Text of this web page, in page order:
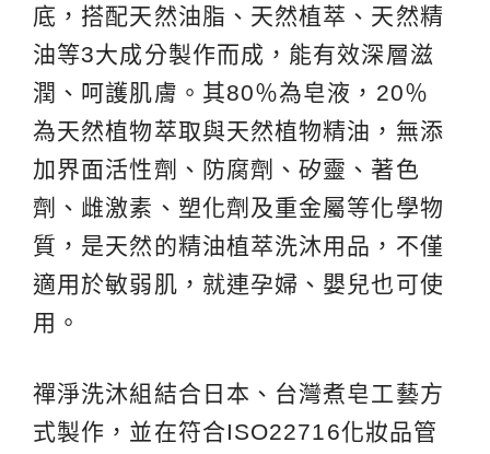
底，搭配天然油脂、天然植萃、天然精
油等3大成分製作而成，能有效深層滋
潤、呵護肌膚。其80％為皂液，20％
為天然植物萃取與天然植物精油，無添
加界面活性劑、防腐劑、矽靈、著色
劑、雌激素、塑化劑及重金屬等化學物
質，是天然的精油植萃洗沐用品，不僅
適用於敏弱肌，就連孕婦、嬰兒也可使
用。
禪淨洗沐組結合日本、台灣煮皂工藝方
式製作，並在符合ISO22716化妝品管